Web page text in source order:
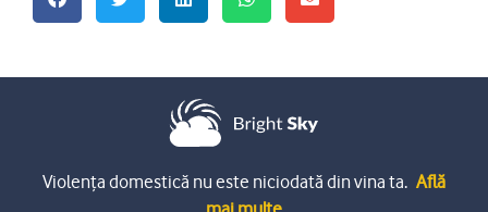
Violența domestică nu este niciodată din vina ta. Află